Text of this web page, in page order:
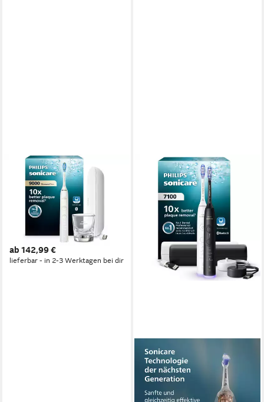
PHILIPS
Elektrische Zahnbürste
Sonicare DiamondClean 9000
HX9911/27
Schalltechnologie
Technologie
Reinigungsprogramme
ab 142,99 €
lieferbar - in 2-3 Werktagen bei dir